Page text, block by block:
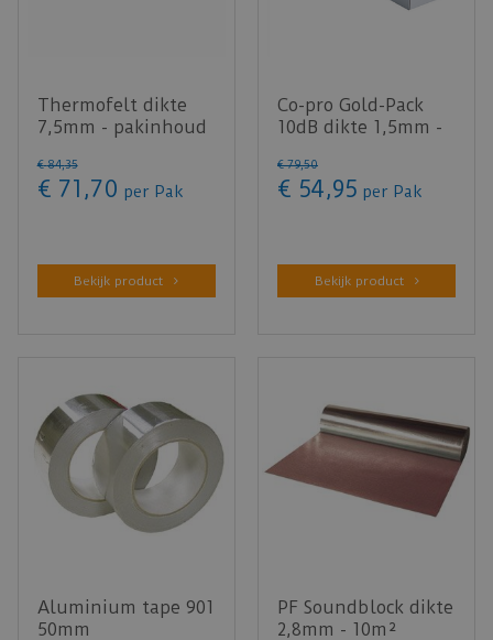
Thermofelt dikte
7,5mm - pakinhoud
€ 84,35
€ 71 ,70 per Pak
Bekijk product
Co-pro Gold-Pack
10dB dikte 1,5mm -
€ 79,50
€ 54,95 per Pak
Bekijk product
Aluminium tape 901
50mm
PF Soundblock dikte
2,8mm - 10m²